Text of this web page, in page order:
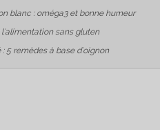
blanc : oméga3 et bonne humeur
l'alimentation sans gluten
: 5 remèdes à base d'oignon